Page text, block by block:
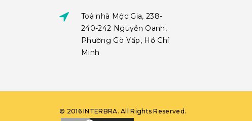
Toà nhà Mộc Gia, 238-
240-242 Nguyễn Oanh,
Phường Gò Vấp, Hồ Chí
Minh
© 2016 INTERBRA. All Rights Reserved.